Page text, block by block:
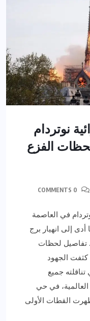
نوتردام
الفزع
في العاصمة
أدى إلى انهيار برج
تفاصيل لحظات
كثفت الجهود
جميع
العالمية، في حي
القطات الأولى